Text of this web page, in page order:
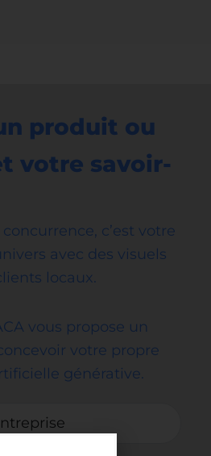
produit ou
votre savoir-
c’est votre
avec des visuels
locaux.
vous propose un
votre propre
générative.